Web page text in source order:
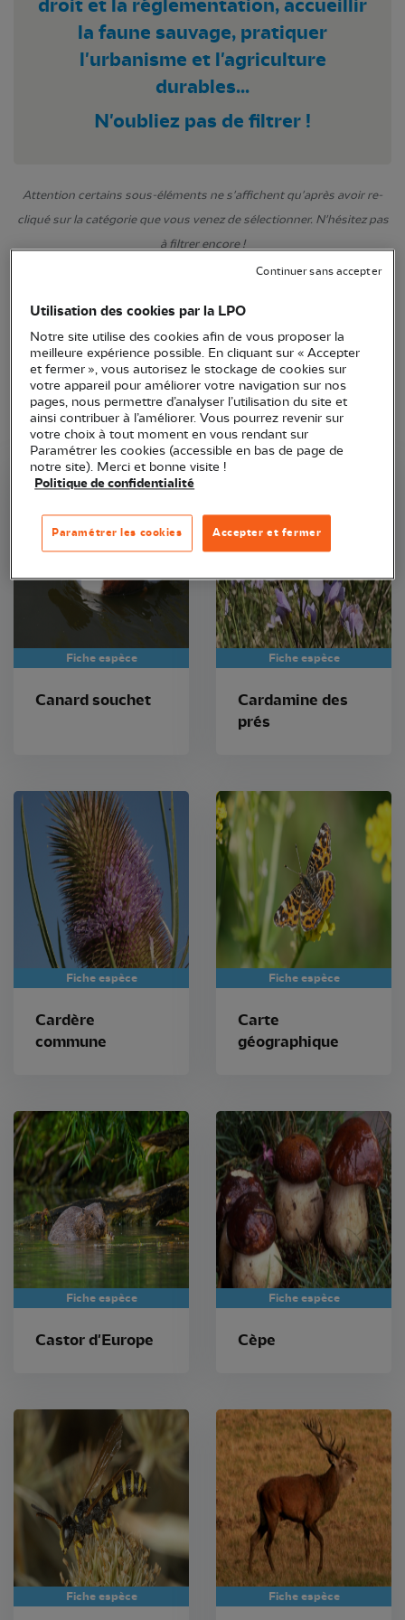
droit et la réglementation, accueillir
la faune sauvage, pratiquer
l'urbanisme et l'agriculture
durables...
N'oubliez pas de filtrer !
Attention certains sous-éléments ne s'affichent qu'après avoir re-
cliqué sur la catégorie que vous venez de sélectionner. N'hésitez pas
à filtrer encore !
Fiche espèce
Canard souchet
Fiche espèce
Cardamine des
prés
Fiche espèce
Cardère
commune
Fiche espèce
Carte
géographique
Fiche espèce
Castor d'Europe
Fiche espèce
Cèpe
Fiche espèce Fiche espèce
Utilisation des cookies par la LPO
Notre site utilise des cookies afin de vous proposer la
meilleure expérience possible. En cliquant sur « Accepter
et fermer », vous autorisez le stockage de cookies sur
votre appareil pour améliorer votre navigation sur nos
pages, nous permettre d’analyser l’utilisation du site et
ainsi contribuer à l’améliorer. Vous pourrez revenir sur
votre choix à tout moment en vous rendant sur
Paramétrer les cookies (accessible en bas de page de
notre site). Merci et bonne visite !
Politique de confidentialité
Accepter et fermer
Paramétrer les cookies
Continuer sans accepter